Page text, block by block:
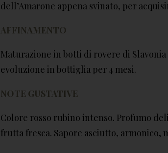
dell’Amarone appena svinato, per
AFFINAMENTO
Maturazione in botti di rovere di
evoluzione in bottiglia per 4 mesi.
NOTE GUSTATIVE
Colore rosso rubino intenso. Profumo
frutta fresca. Sapore asciutto,